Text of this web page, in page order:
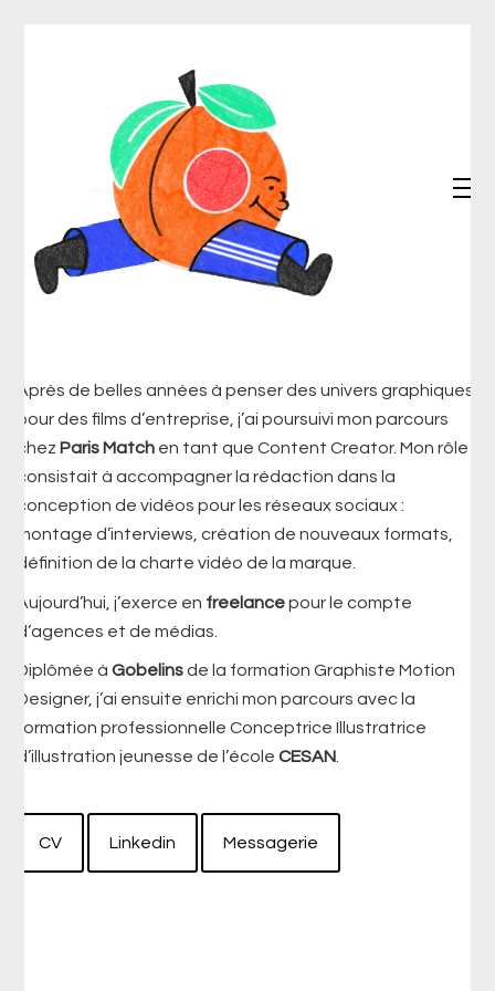
Après de belles années à penser des univers graphiques
pour des films d’entreprise, j’ai poursuivi mon parcours
chez Paris Match en tant que Content Creator. Mon rôle
consistait à accompagner la rédaction dans la
conception de vidéos pour les réseaux sociaux :
montage d’interviews, création de nouveaux formats,
définition de la charte vidéo de la marque.
Aujourd’hui, j’exerce en freelancepour le compte
d’agences et de médias.
Diplômée à Gobelinsde la formation Graphiste Motion
Designer, j’ai ensuite enrichi mon parcours avec la
formation professionnelle Conceptrice Illustratrice
d’illustration jeunesse de l’école CESAN
CV Linkedin Messagerie